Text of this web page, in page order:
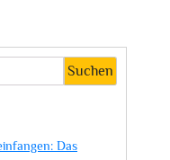
Suchen
Das